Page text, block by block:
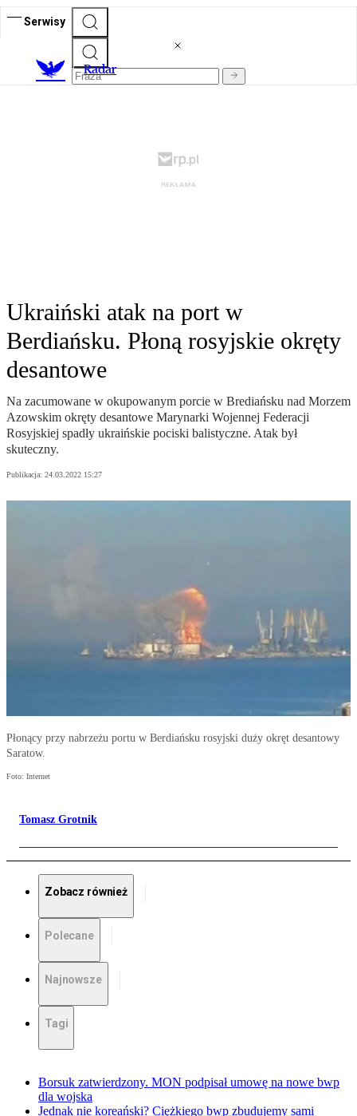
Serwisy
Radar
Ukraiński atak na port w
Berdiańsku. Płoną rosyjskie okręty
desantowe
Na zacumowane w okupowanym porcie w Brediańsku nad Morzem
Azowskim okręty desantowe Marynarki Wojennej Federacji
Rosyjskiej spadły ukraińskie pociski balistyczne. Atak był
skuteczny.
Publikacja: 24.03.2022 15:27
Płonący przy nabrzeżu portu w Berdiańsku rosyjski duży okręt desantowy
Saratow.
Foto: Internet
Tomasz Grotnik
Zobacz również
Polecane
Najnowsze
Tagi
Borsuk zatwierdzony. MON podpisał umowę na nowe bwp
dla wojska
Jednak nie koreański? Ciężkiego bwp zbudujemy sami